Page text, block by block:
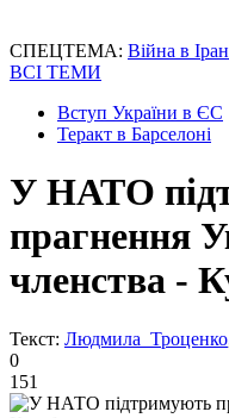
СПЕЦТЕМА: Війна в
ВСІ ТЕМИ
Вступ України в ЄС
Теракт в Барселоні
У НАТО
прагнення
членства -
Текст: Людмила Троценко
0
151